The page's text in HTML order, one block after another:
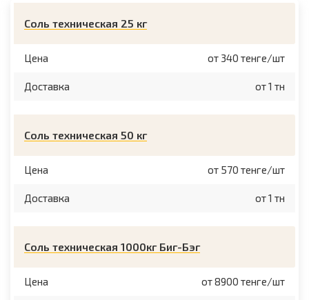
Соль техническая 25 кг
Цена от 340 тенге/шт
Доставка от 1 тн
Соль техническая 50 кг
Цена от 570 тенге/шт
Доставка от 1 тн
Соль техническая 1000кг Биг-Бэг
Цена от 8900 тенге/шт